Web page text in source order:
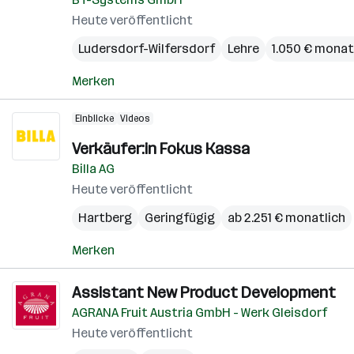
Heute veröffentlicht
Ludersdorf-Wilfersdorf
Lehre 1.050 €
Merken
Einblicke Videos
Verkäufer:in Fokus Kassa
Billa AG
Heute veröffentlicht
Hartberg
Geringfügig ab 2.251 € monatlich
Merken
Assistant New Product Development
AGRANA Fruit Austria GmbH - Werk Gleisdorf
Heute veröffentlicht